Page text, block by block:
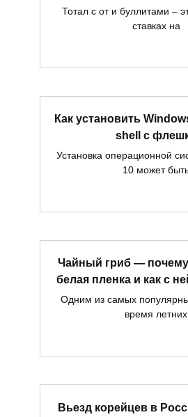
Тотал с от и буллитами –
ставках на
Как установить
shell с
Установка операционной
10 может
Чайный гриб — почему
белая пленка и как с
Одним из самых
время летних
Вьезд корейцев в